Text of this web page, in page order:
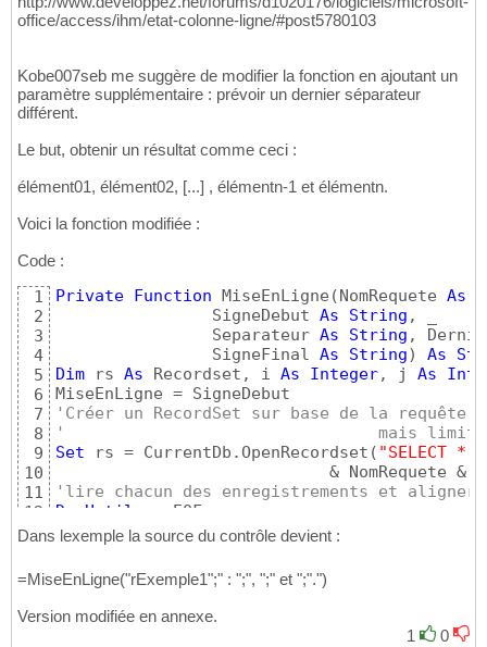
54
55
58
59
60
61
63
65
67
69
70
71
72
73
74
75
76
77
78
79
End Select
If Len(sWhere) Then sSql = sSql &
         sSql = sSql &
" ORDER BY " &
If vIsOrderAsc = 0 Then sSql =
'Lance la requête et concatène la
Set odb = CurrentDb
Set ors = odb.OpenRecordset(
Not ors.EOF
         ConcatColonne = ConcatColonne & ors
        ConcatColonne = Left$
(
Set ors = Nothing
Set odb = Nothing
Exit
Function
errtag:
   ConcatColonne =
"Erreur !"
End
Function
office/access/ihm/etat-colonne-ligne/#post5780103
Kobe007seb me suggère de modifier la fonction en ajoutant un
paramètre supplémentaire : prévoir un dernier séparateur
différent.
Le but, obtenir un résultat comme ceci :
élément01, élément02, [...] , élémentn-1 et élémentn.
Voici la fonction modifiée :
Code :
1
2
3
4
5
6
7
8
9
10
11
12
13
15
16
17
Private Function MiseEnLigne ( NomRequete As
                SigneDebut
As String , _
                Separateur
As String ,
                SigneFinal
As String) As
Dim rs As Recordset, i As Integer, j As
'Créer un RecordSet sur base de la requête
'                                mais limitée au
Set rs = CurrentDb.OpenRecordset ( "SELECT *
                            & NomRequete &
'lire chacun des enregistrements et
Do
Until
rs.EOF
     MiseEnLigne = MiseEnLigne & rs
Loop
'Supprimer le dernier Separateur et poser
MiseEnLigne = Left
Dans lexemple la source du contrôle devient :
=MiseEnLigne("rExemple1";" : ";", ";" et ";".")
Version modifiée en annexe.
1
0